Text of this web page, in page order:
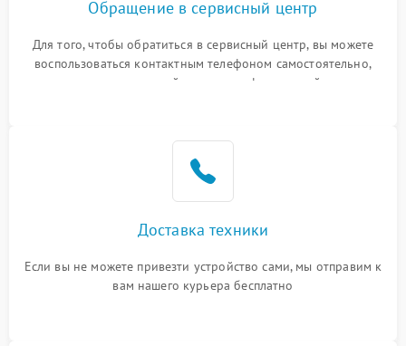
Обращение в сервисный центр
Для того, чтобы обратиться в сервисный центр, вы можете
воспользоваться контактным телефоном самостоятельно,
или оставить свой номер телефона на сайте
Доставка техники
Если вы не можете привезти устройство сами, мы отправим к
вам нашего курьера бесплатно